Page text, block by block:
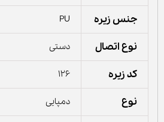
جنس زیره PU
نوع اتصال دستی
کد زیره 126
نوع دمپایی